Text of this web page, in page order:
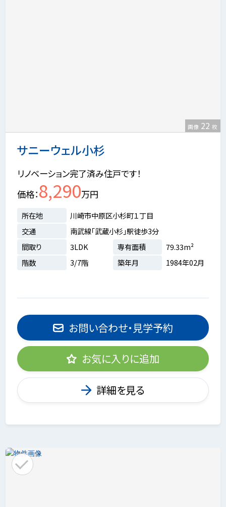
サニーウェル小杉
画像 22 枚
リノベーション完了済み住戸です！
価格 8,290万円
所在地
川崎市中原区小杉町１丁目
交通
南武線「武蔵小杉」駅徒歩3分
間取り
3LDK 専有面積
79.33m²
階数
3/7階 築年月 1984年02月
お問い合わせ・見学予約
お気に入りに追加
詳細を見る